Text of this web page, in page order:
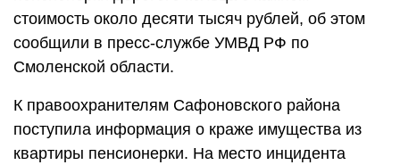
стоимость около десяти тысяч рублей, об этом
сообщили в пресс-службе УМВД РФ по
Смоленской области.
К правоохранителям Сафоновского района
поступила информация о краже имущества из
квартиры пенсионерки. На место инцидента